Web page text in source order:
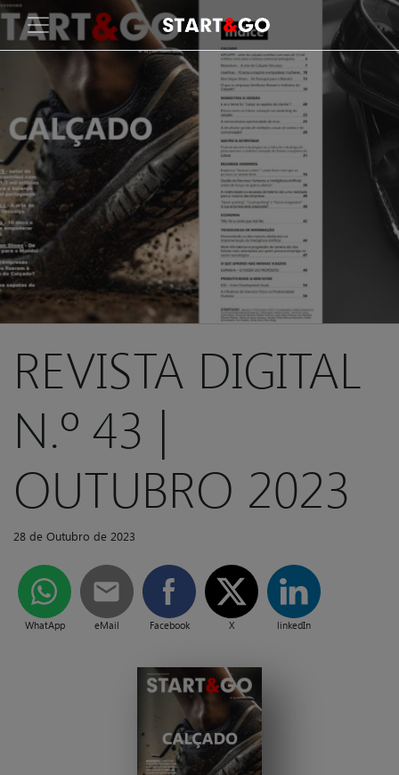
REVISTA DIGITAL
N.º 43 |
OUTUBRO 2023
28 de Outubro de 2023
WhatApp eMail Facebook X linkedIn